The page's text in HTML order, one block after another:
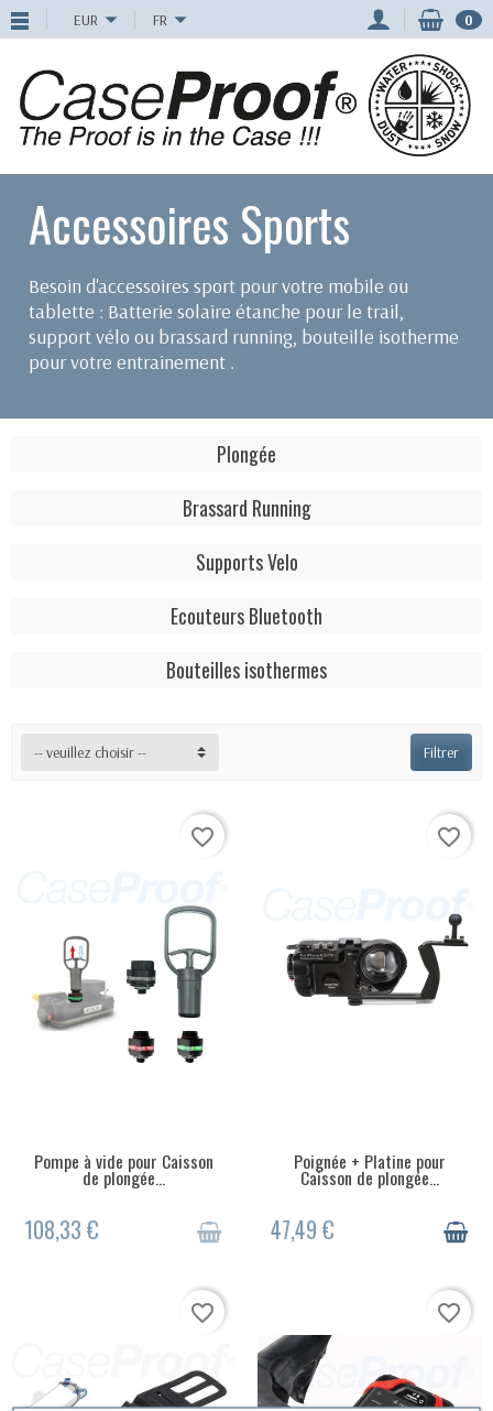
EUR FR 0
Accessoires Sports
Besoin d'accessoires sport pour votre mobile ou
tablette : Batterie solaire étanche pour le trail,
support vélo ou brassard running, bouteille isotherme
pour votre entrainement .
Plongée
Brassard Running
Supports Velo
Ecouteurs Bluetooth
Bouteilles isothermes
Filtrer
-- veuillez choisir --
RUPTURE DE STOCK
favorite_border
Pompe à vide pour Caisson
de plongée...
108,33 €
RUPTURE DE STOCK
favorite_border
Poignée + Platine pour
Caisson de plongée...
47,49 €
favorite_border favorite_border